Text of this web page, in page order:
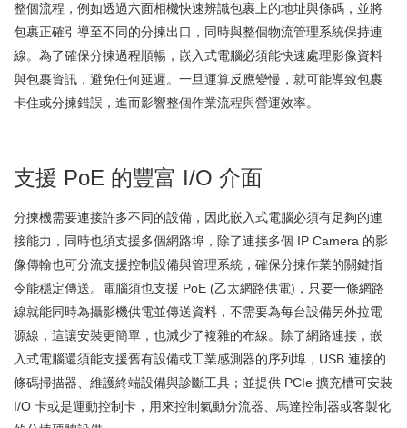
整個流程，例如透過六面相機快速辨識包裹上的地址與條碼，並將
包裹正確引導至不同的分揀出口，同時與整個物流管理系統保持連
線。為了確保分揀過程順暢，嵌入式電腦必須能快速處理影像資料
與包裹資訊，避免任何延遲。一旦運算反應變慢，就可能導致包裹
卡住或分揀錯誤，進而影響整個作業流程與營運效率。
支援 PoE 的豐富 I/O 介面
分揀機需要連接許多不同的設備，因此嵌入式電腦必須有足夠的連
接能力，同時也須支援多個網路埠，除了連接多個 IP Camera 的影
像傳輸也可分流支援控制設備與管理系統，確保分揀作業的關鍵指
令能穩定傳送。電腦須也支援 PoE (乙太網路供電)，只要一條網路
線就能同時為攝影機供電並傳送資料，不需要為每台設備另外拉電
源線，這讓安裝更簡單，也減少了複雜的布線。除了網路連接，嵌
入式電腦還須能支援舊有設備或工業感測器的序列埠，USB 連接的
條碼掃描器、維護終端設備與診斷工具；並提供 PCIe 擴充槽可安裝
I/O 卡或是運動控制卡，用來控制氣動分流器、馬達控制器或客製化